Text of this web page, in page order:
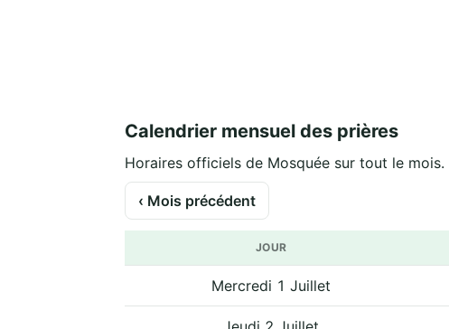
Calendrier mensuel des prières
Horaires officiels de Mosquée sur tout le mois.
‹ Mois précédent
JOUR
Mercredi 1 Juillet